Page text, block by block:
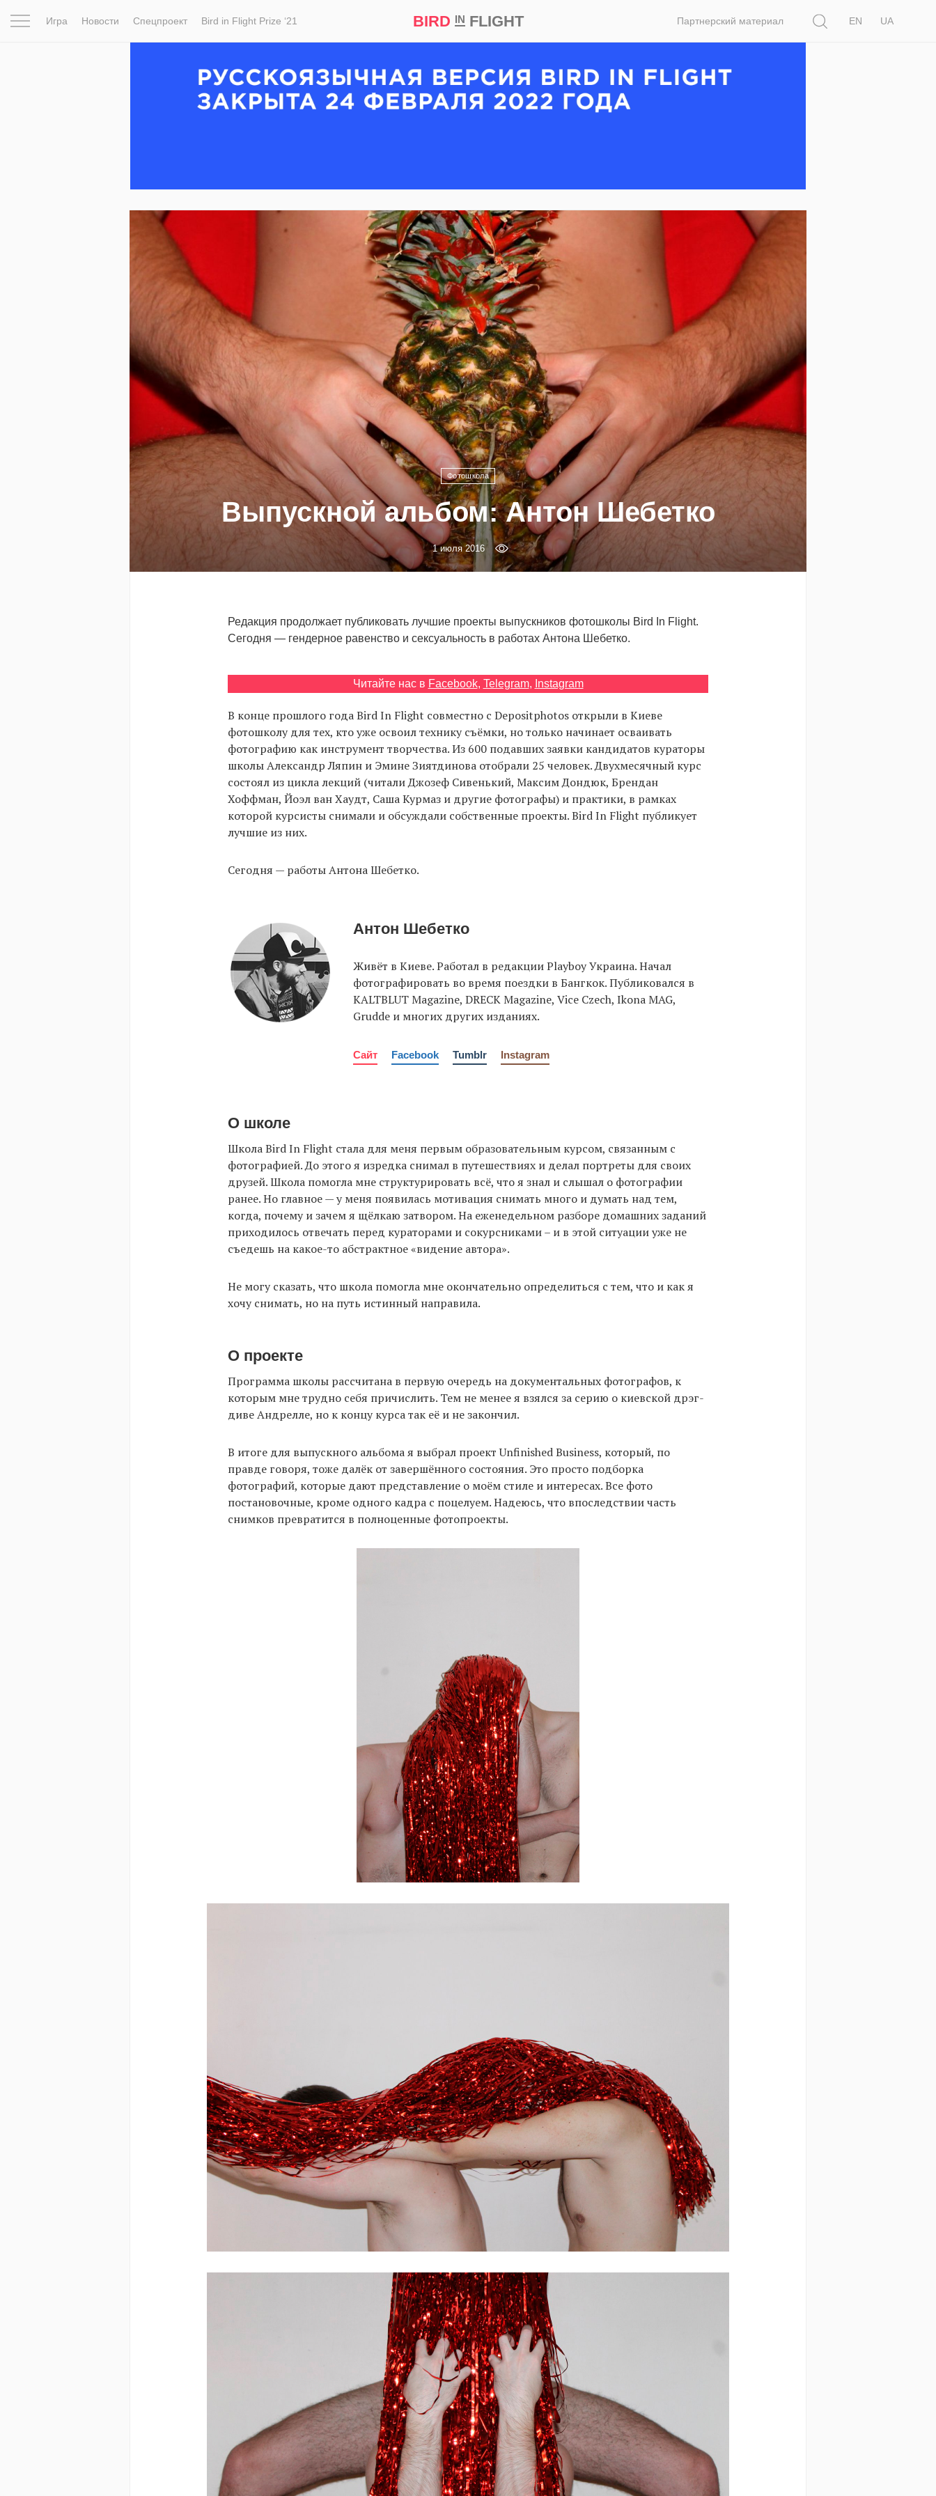
Игра Новости Спецпроект Bird in Flight Prize ‘21 BIRD INFLIGHT Партнерский материал
EN
UA
Фотошкола
Выпускной альбом: Антон Шебетко
1 июля 2016
Редакция продолжает публиковать лучшие проекты выпускников фотошколы Bird In Flight.
Сегодня — гендерное равенство и сексуальность в работах Антона Шебетко.
Читайте нас в Facebook, Telegram, Instagram
В конце прошлого года Bird In Flight совместно с Depositphotos открыли в Киеве
фотошколу для тех, кто уже освоил технику съёмки, но только начинает осваивать
фотографию как инструмент творчества. Из 600 подавших заявки кандидатов кураторы
школы Александр Ляпин и Эмине Зиятдинова отобрали 25 человек. Двухмесячный курс
состоял из цикла лекций (читали Джозеф Сивенький, Максим Дондюк, Брендан
Хоффман, Йоэл ван Хаудт, Саша Курмаз и другие фотографы) и практики, в рамках
которой курсисты снимали и обсуждали собственные проекты. Bird In Flight публикует
лучшие из них.
Сегодня — работы Антона Шебетко.
Антон Шебетко
Живёт в Киеве. Работал в редакции Playboy Украина. Начал
фотографировать во время поездки в Бангкок. Публиковался в
KALTBLUT Magazine, DRECK Magazine, Vice Czech, Ikona MAG,
Grudde и многих других изданиях.
Сайт Facebook Tumblr Instagram
О школе
Школа Bird In Flight стала для меня первым образовательным курсом, связанным с
фотографией. До этого я изредка снимал в путешествиях и делал портреты для своих
друзей. Школа помогла мне структурировать всё, что я знал и слышал о фотографии
ранее. Но главное — у меня появилась мотивация снимать много и думать над тем,
когда, почему и зачем я щёлкаю затвором. На еженедельном разборе домашних заданий
приходилось отвечать перед кураторами и сокурсниками – и в этой ситуации уже не
съедешь на какое-то абстрактное «видение автора».
Не могу сказать, что школа помогла мне окончательно определиться с тем, что и как я
хочу снимать, но на путь истинный направила.
О проекте
Программа школы рассчитана в первую очередь на документальных фотографов, к
которым мне трудно себя причислить. Тем не менее я взялся за серию о киевской дрэг-
диве Андрелле, но к концу курса так её и не закончил.
В итоге для выпускного альбома я выбрал проект Unfinished Business, который, по
правде говоря, тоже далёк от завершённого состояния. Это просто подборка
фотографий, которые дают представление о моём стиле и интересах. Все фото
постановочные, кроме одного кадра с поцелуем. Надеюсь, что впоследствии часть
снимков превратится в полноценные фотопроекты.